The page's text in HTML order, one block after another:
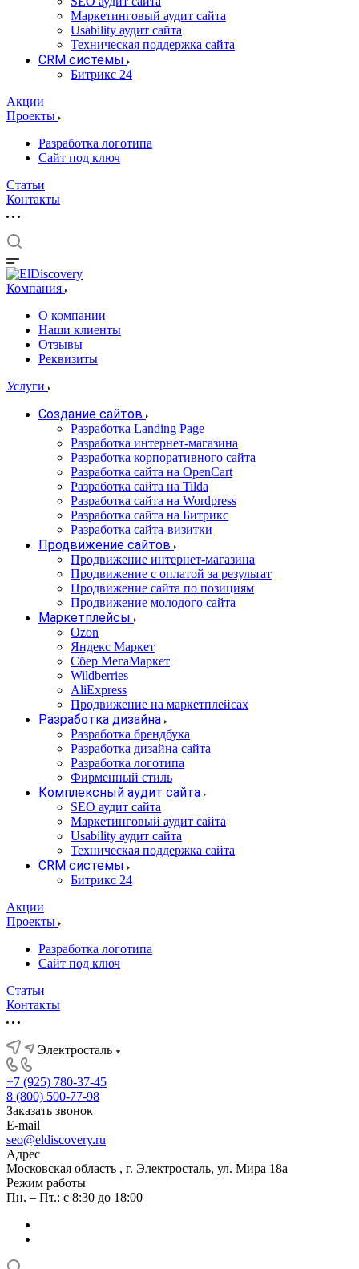
Маркетинговый аудит сайта
Usability аудит сайта
Техническая поддержка сайта
CRM системы
Битрикс 24
Акции
Проекты
Разработка логотипа
Сайт под ключ
Статьи
Контакты
Компания
О компании
Наши клиенты
Отзывы
Реквизиты
Услуги
Создание сайтов
Разработка Landing Page
Разработка интернет-магазина
Разработка корпоративного сайта
Разработка сайта на OpenCart
Разработка сайта на Tilda
Разработка сайта на Wordpress
Разработка сайта на Битрикс
Разработка сайта-визитки
Продвижение сайтов
Продвижение интернет-магазина
Продвижение с оплатой за результат
Продвижение сайта по позициям
Продвижение молодого сайта
Маркетплейсы
Ozon
Яндекс Маркет
Сбер МегаМаркет
Wildberries
AliExpress
Продвижение на маркетплейсах
Разработка дизайна
Разработка брендбука
Разработка дизайна сайта
Разработка логотипа
Фирменный стиль
Комплексный аудит сайта
SEO аудит сайта
Маркетинговый аудит сайта
Usability аудит сайта
Техническая поддержка сайта
CRM системы
Битрикс 24
Акции
Проекты
Разработка логотипа
Сайт под ключ
Статьи
Контакты
Электросталь
+7 (925) 780-37-45
8 (800) 500-77-98
Заказать звонок
E-mail
seo@eldiscovery.ru
Адрес
Московская область , г. Электросталь, ул. Мира 18а
Режим работы
Пн. – Пт.: с 8:30 до 18:00